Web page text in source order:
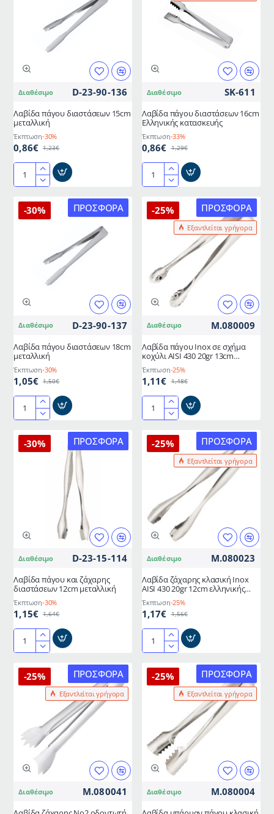
Διαθέσιμο D-23-90-136
Λαβίδα πάγου διαστάσεων 15cm
μεταλλική
Έκπτωση-30%
0,86€ 1,23€
Λαβίδα
διαστάσεων
15cm
Διαθέσιμο SK-611
Λαβίδα πάγου διαστάσεων 16cm
Ελληνικής κατασκευής
Έκπτωση-33%
0,86€ 1,29€
Λαβίδα
διαστάσεων
16cm
Ελληνικής
ΠΡΟΣΦΟΡΆ
-30%
Διαθέσιμο D-23-90-137
Λαβίδα πάγου διαστάσεων 18cm
μεταλλική
Έκπτωση-30%
1,05€ 1,50€
Λαβίδα
διαστάσεων
18cm
ΠΡΟΣΦΟΡΆ
Εξαντλείται γρήγορα
-25%
Διαθέσιμο M.080009
Λαβίδα πάγου Inox σε σχήμα
κοχύλι AISI 430 20gr 13cm
ελληνικής κατασκευής METANO
Έκπτωση-25%
1,11€ 1,48€
Λαβίδα
Inox
σε
20gr
13cm
ελληνικής
METANO
ΠΡΟΣΦΟΡΆ
-30%
Διαθέσιμο D-23-15-114
Λαβίδα πάγου και ζάχαρης
διαστάσεων 12cm μεταλλική
Έκπτωση-30%
1,15€ 1,64€
Λαβίδα
και
ζάχαρης
διαστάσεων
μεταλλική
ΠΡΟΣΦΟΡΆ
Εξαντλείται γρήγορα
-25%
Διαθέσιμο M.080023
Λαβίδα ζάχαρης κλασική Inox
AISI 430 20gr 12cm ελληνικής
κατασκευής METANO
Έκπτωση-25%
1,17€ 1,56€
Λαβίδα
κλασική
Inox
12cm
ελληνικής
κατασκευής
METANO
ΠΡΟΣΦΟΡΆ
Εξαντλείται γρήγορα
-25%
Διαθέσιμο M.080041
ΠΡΟΣΦΟΡΆ
Εξαντλείται γρήγορα
-25%
Διαθέσιμο M.080004